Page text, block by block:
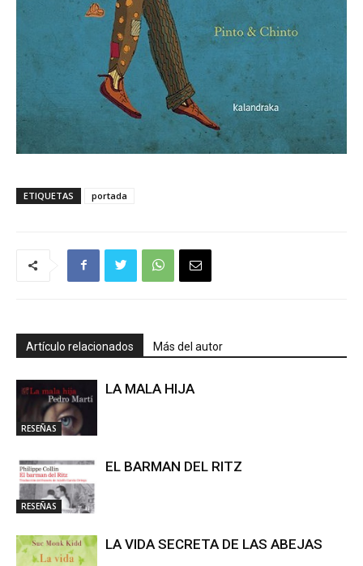
ETIQUETAS portada
Artículo relacionados Más del autor
RESEÑAS
LA MALA HIJA
RESEÑAS
EL BARMAN DEL RITZ
LA VIDA SECRETA DE LAS ABEJAS